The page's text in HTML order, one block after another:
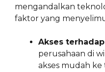
mengandalkan
faktor yang
Akses
perusahaan di
akses mudah